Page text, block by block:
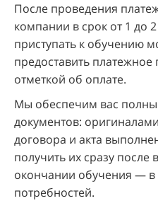
После проведения
компании в срок от 1 до
приступать к обучению
предоставить
отметкой об оплате.
Мы обеспечим вас
документов:
договора и акта
получить их сразу
окончании обучения — в
потребностей.